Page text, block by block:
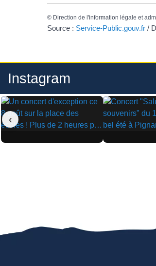
© Direction de l'information légale et
Source : Service-Public.gouv.fr /
Instagram
▶ ▶
‹